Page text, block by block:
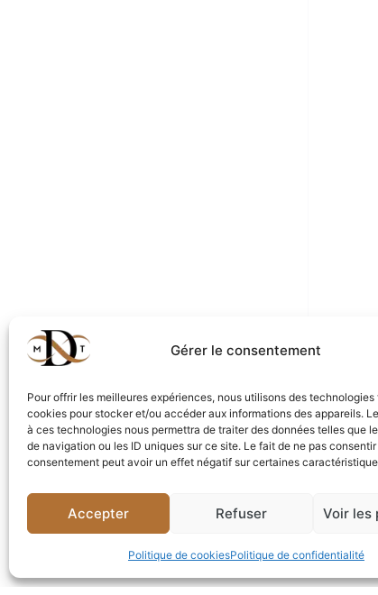
Gérer le consentement
Pour offrir les meilleures expériences, nous utilisons des technologies
cookies pour stocker et/ou accéder aux informations des appareils.
à ces technologies nous permettra de traiter des données telles que
de navigation ou les ID uniques sur ce site. Le fait de ne pas
consentement peut avoir un effet négatif sur certaines
Accepter Refuser Voir les
Politique de cookiesPolitique de confidentialité
Email